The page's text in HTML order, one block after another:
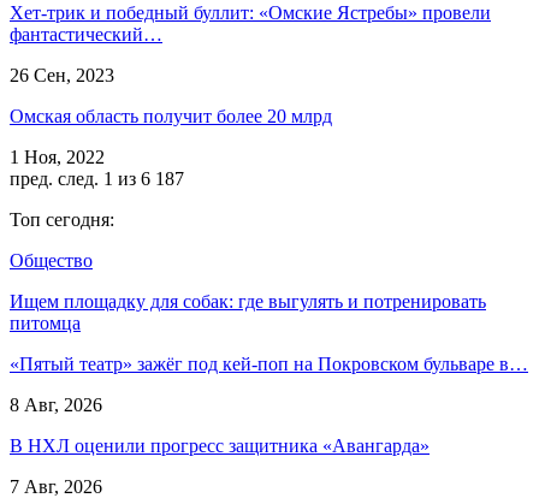
Хет-трик и победный буллит: «Омские Ястребы» провели
фантастический…
26 Сен, 2023
Омская область получит более 20 млрд
1 Ноя, 2022
пред. след. 1 из 6 187
Топ сегодня:
Общество
Ищем площадку для собак: где выгулять и потренировать
питомца
«Пятый театр» зажёг под кей-поп на Покровском бульваре в…
8 Авг, 2026
В НХЛ оценили прогресс защитника «Авангарда»
7 Авг, 2026